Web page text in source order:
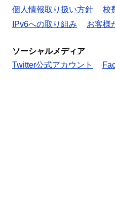
個人情報取り扱い方針
校
IPv6への取り組み
お客様
ソーシャルメディア
Twitter公式アカウント